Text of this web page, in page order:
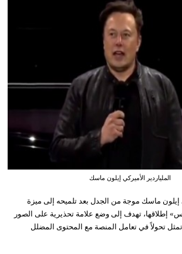
الملياردير الأميركي إيلون ماسك
إيلون ماسك موجة من الجدل بعد تلميحه إلى ميزة
إطلاقها، تهدف إلى وضع علامة تحذيرية على الصور
تحولاً في تعامل المنصة مع المحتوى المضلل